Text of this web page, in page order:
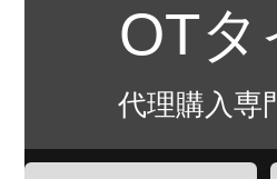
OTタ
代理購入専